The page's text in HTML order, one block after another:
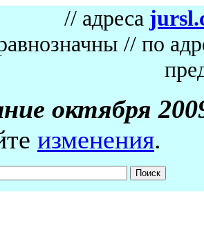
// адреса
// по
октября
изменения.